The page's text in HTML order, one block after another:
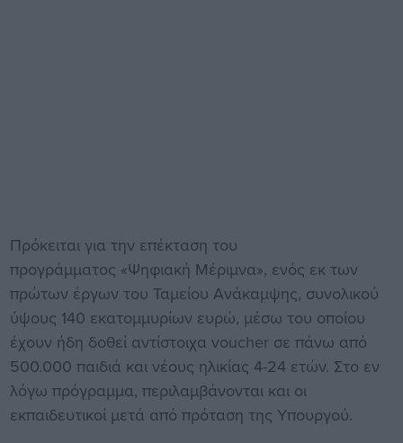
Πρόκειται για την επέκταση του
προγράμματος «Ψηφιακή Μέριμνα», ενός εκ των
πρώτων έργων του Ταμείου Ανάκαμψης, συνολικού
ύψους 140 εκατομμυρίων ευρώ, μέσω του οποίου
έχουν ήδη δοθεί αντίστοιχα voucher σε πάνω από
500.000 παιδιά και νέους ηλικίας 4-24 ετών. Στο εν
λόγω πρόγραμμα, περιλαμβάνονται και οι
εκπαιδευτικοί μετά από πρόταση της Υπουργού.